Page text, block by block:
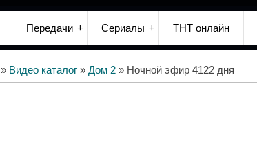
Передачи Сериалы ТНТ онлайн
» Видео каталог » Дом 2 » Ночной эфир 4122 дня